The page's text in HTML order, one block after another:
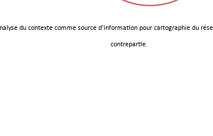
du contexte comme source d'information pour cartographie du
contrepartie.